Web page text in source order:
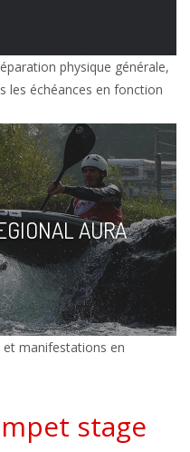
physique générale,
les échéances en fonction
AURA
manifestations en
stage